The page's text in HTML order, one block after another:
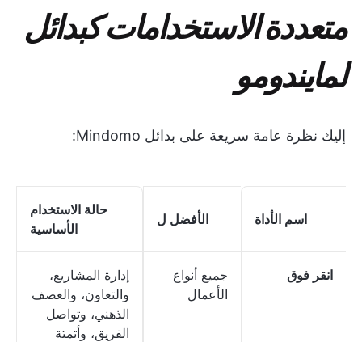
متعددة الاستخدامات كبدائل
لمايندومو
إليك نظرة عامة سريعة على بدائل Mindomo:
اسم الأداة الأفضل ل
حالة الاستخدام
الأساسية
انقر فوق
جميع أنواع
الأعمال
إدارة المشاريع،
والتعاون، والعصف
الذهني، وتواصل
الفريق، وأتمتة